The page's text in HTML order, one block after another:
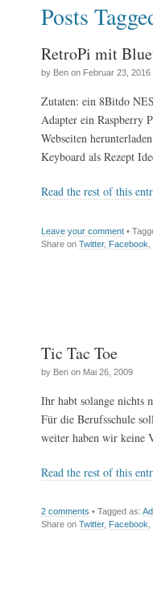
Posts
RetroPi mit
by Ben on Februar 23, 2016
Zutaten: ein 8Bitdo
Adapter ein Raspberry
Webseiten
Keyboard als Rezept
Read the rest of this
Leave your comment •
Share on Twitter, Facebook
Tic Tac Toe
by Ben on Mai 26, 2009
Ihr habt solange nichts
Für die Berufsschule
weiter haben wir keine
Read the rest of this
2 comments • Tagged as:
Share on Twitter, Facebook